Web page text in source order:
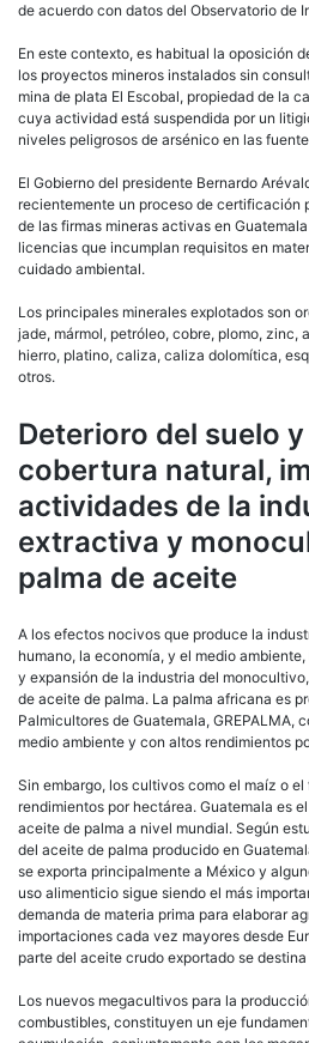
de acuerdo con datos del Observatorio de
En este contexto, es habitual la oposición
los proyectos mineros instalados sin
mina de plata El Escobal, propiedad de la
cuya actividad está suspendida por un
niveles peligrosos de arsénico en las
El Gobierno del presidente Bernardo
recientemente un proceso de certificación
de las firmas mineras activas en
licencias que incumplan requisitos en
cuidado ambiental.
Los principales minerales explotados son
jade, mármol, petróleo, cobre, plomo, zinc,
hierro, platino, caliza, caliza dolomítica,
otros.
Deterioro del suelo
cobertura natural,
actividades de la
extractiva y
palma de aceite
A los efectos nocivos que produce la
humano, la economía, y el medio
y expansión de la industria del
de aceite de palma. La palma africana es
Palmicultores de Guatemala, GREPALMA,
medio ambiente y con altos rendimientos
Sin embargo, los cultivos como el maíz o
rendimientos por hectárea. Guatemala es
aceite de palma a nivel mundial. Según
del aceite de palma producido en
se exporta principalmente a México y
uso alimenticio sigue siendo el más
demanda de materia prima para elaborar
importaciones cada vez mayores desde
parte del aceite crudo exportado se destina
Los nuevos megacultivos para la
combustibles, constituyen un eje